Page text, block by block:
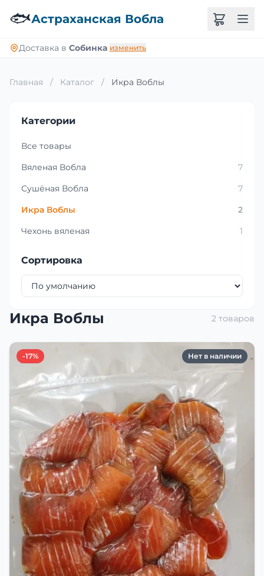
🐟Астраханская Вобла
Доставка в Собинка изменить
Главная / Каталог / Икра Воблы
Категории
Все товары
Вяленая Вобла
7
Сушёная Вобла
7
Икра Воблы
2
Чехонь вяленая
1
Сортировка
Икра Воблы 2 товаров
-17% Нет в наличии